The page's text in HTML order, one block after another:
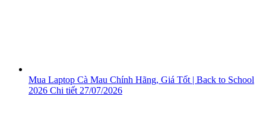
Mua Laptop Cà Mau Chính Hãng, Giá Tốt | Back to School
2026 Chi tiết 27/07/2026